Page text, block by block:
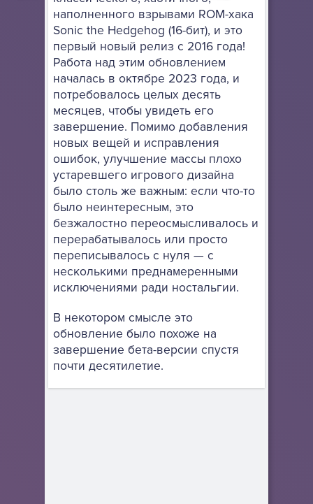
наполненного взрывами ROM-хака
Sonic the Hedgehog (16-бит), и это
первый новый релиз с 2016 года!
Работа над этим обновлением
началась в октябре 2023 года, и
потребовалось целых десять
месяцев, чтобы увидеть его
завершение. Помимо добавления
новых вещей и исправления
ошибок, улучшение массы плохо
устаревшего игрового дизайна
было столь же важным: если что-то
было неинтересным, это
безжалостно переосмысливалось и
перерабатывалось или просто
переписывалось с нуля — с
несколькими преднамеренными
исключениями ради ностальгии.
В некотором смысле это
обновление было похоже на
завершение бета-версии спустя
почти десятилетие.